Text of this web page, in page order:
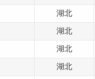
湖北
湖北
湖北
湖北